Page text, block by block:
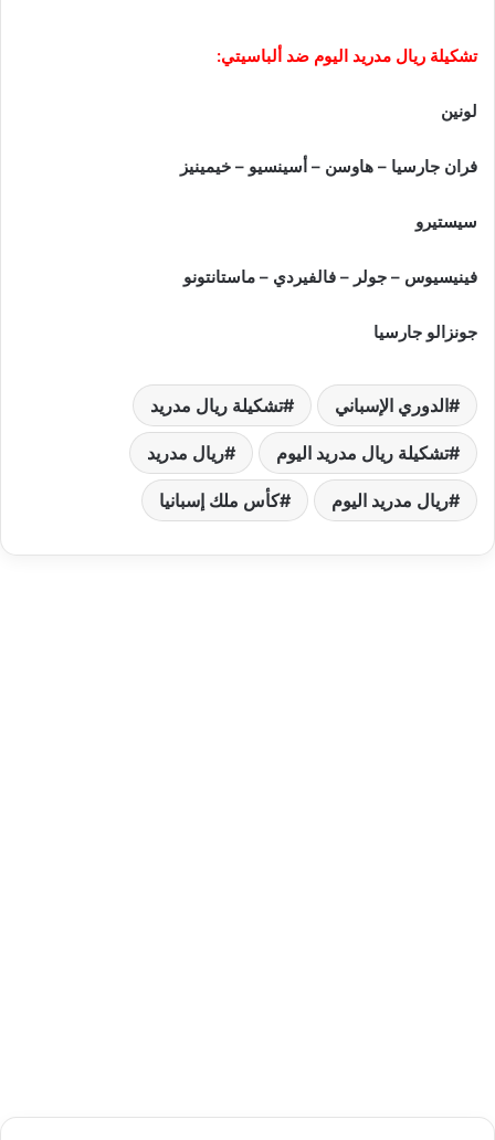
تشكيلة ريال مدريد اليوم ضد ألباسيتي:
لونين
فران جارسيا – هاوسن – أسينسيو – خيمينيز
سيستيرو
فينيسيوس – جولر – فالفيردي – ماستانتونو
جونزالو جارسيا
الدوري الإسباني تشكيلة ريال مدريد
تشكيلة ريال مدريد اليوم ريال مدريد
ريال مدريد اليوم كأس ملك إسبانيا